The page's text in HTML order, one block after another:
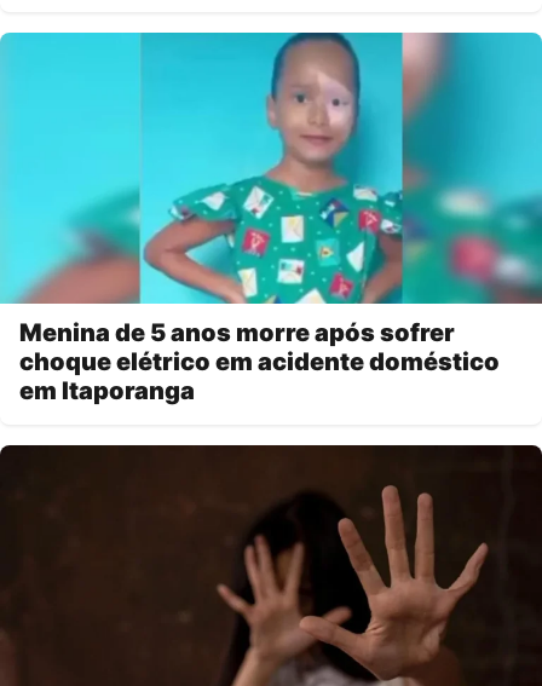
Menina de 5 anos morre após sofrer
choque elétrico em acidente doméstico
em Itaporanga